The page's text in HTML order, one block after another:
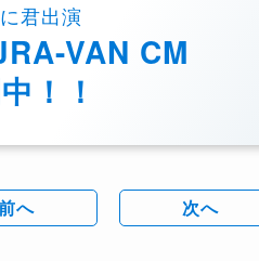
君出演
VAN CM
！！
へ 次へ